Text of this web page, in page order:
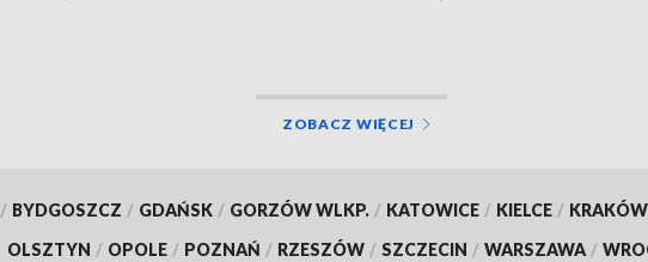
ZOBACZ WIĘCEJ
/ BYDGOSZCZ / GDAŃSK / GORZÓW WLKP. / KATOWICE / KIELCE / KRAKÓW
OLSZTYN / OPOLE / POZNAŃ / RZESZÓW / SZCZECIN / WARSZAWA /